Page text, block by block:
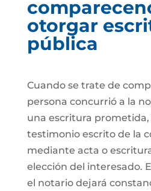
otorgar
pública
Cuando se trate de
persona concurrió a la
una escritura
testimonio escrito de la
mediante acta o
elección del interesado.
el notario dejará